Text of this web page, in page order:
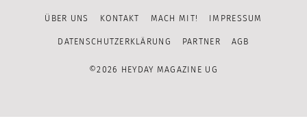
Channel
ÜBER UNS KONTAKT MACH MIT! IMPRESSUM
DATENSCHUTZERKLÄRUNG PARTNER AGB
©2026 HEYDAY MAGAZINE UG